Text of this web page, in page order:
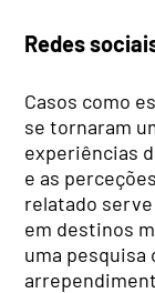
Redes
Casos como
se tornaram
experiências
e as
relatado
em destinos
uma pesquisa